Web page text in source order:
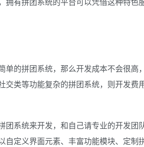
的拼团系统，那么开发成本不会很高，
交类等功能复杂的拼团系统，则开发费
团系统来开发，和自己请专业的开发团
自定义界面元素、丰富功能模块、定制